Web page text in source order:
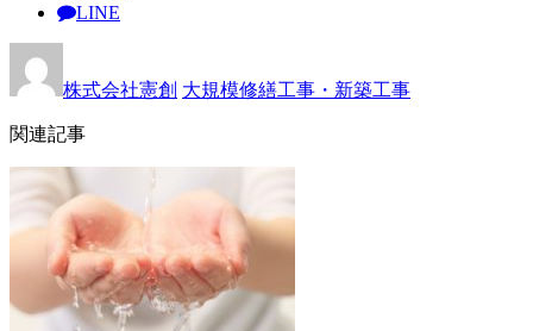
LINE
株式会社憲創 大規模修繕工事・新築工事
関連記事